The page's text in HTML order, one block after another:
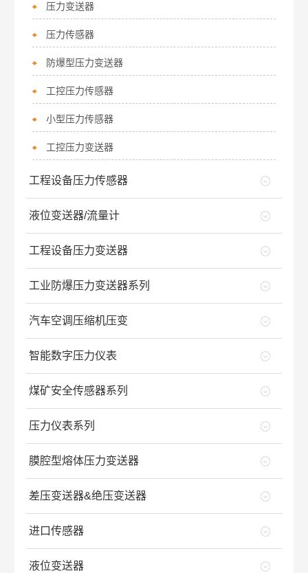
压力变送器
压力传感器
防爆型压力变送器
工控压力传感器
小型压力传感器
工控压力变送器
工程设备压力传感器
液位变送器/流量计
工程设备压力变送器
工业防爆压力变送器系列
汽车空调压缩机压变
智能数字压力仪表
煤矿安全传感器系列
压力仪表系列
膜腔型熔体压力变送器
差压变送器&绝压变送器
进口传感器
液位变送器